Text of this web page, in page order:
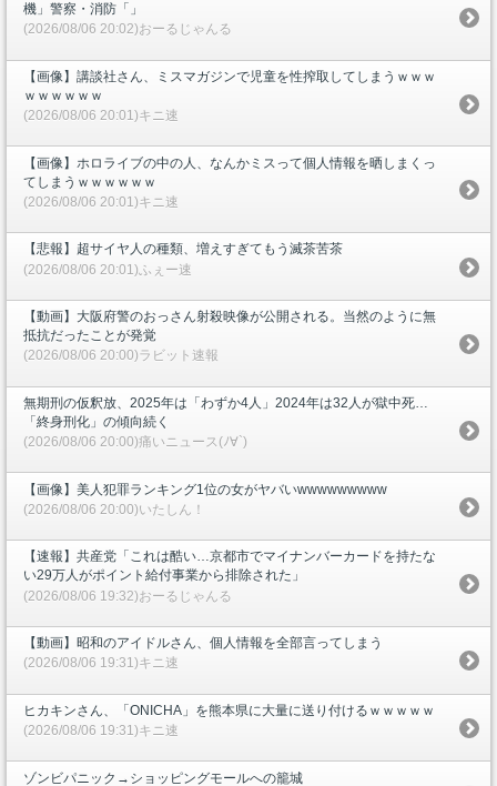
機」警察・消防「」
(2026/08/06 20:02)おーるじゃんる
【画像】講談社さん、ミスマガジンで児童を性搾取してしまうｗｗｗ
ｗｗｗｗｗｗ
(2026/08/06 20:01)キニ速
【画像】ホロライブの中の人、なんかミスって個人情報を晒しまくっ
てしまうｗｗｗｗｗｗ
(2026/08/06 20:01)キニ速
【悲報】超サイヤ人の種類、増えすぎてもう滅茶苦茶
(2026/08/06 20:01)ふぇー速
【動画】大阪府警のおっさん射殺映像が公開される。当然のように無
抵抗だったことが発覚
(2026/08/06 20:00)ラビット速報
無期刑の仮釈放、2025年は「わずか4人」2024年は32人が獄中死…
「終身刑化」の傾向続く
(2026/08/06 20:00)痛いニュース(ﾉ∀`)
【画像】美人犯罪ランキング1位の女がヤバいwwwwwwwww
(2026/08/06 20:00)いたしん！
【速報】共産党「これは酷い…京都市でマイナンバーカードを持たな
い29万人がポイント給付事業から排除された」
(2026/08/06 19:32)おーるじゃんる
【動画】昭和のアイドルさん、個人情報を全部言ってしまう
(2026/08/06 19:31)キニ速
ヒカキンさん、「ONICHA」を熊本県に大量に送り付けるｗｗｗｗｗ
(2026/08/06 19:31)キニ速
ゾンビパニック→ショッピングモールへの籠城